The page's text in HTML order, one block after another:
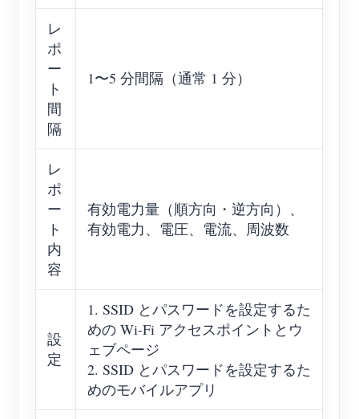
レ
ポ
ー
ト
間
隔
1〜5 分間隔（通常 1 分）
レ
ポ
ー
ト
内
容
有効電力量（順方向・逆方向）、
有効電力、電圧、電流、周波数
設
定
1. SSID とパスワードを設定するた
めの Wi-Fi アクセスポイントとウ
ェブページ
2. SSID とパスワードを設定するた
めのモバイルアプリ